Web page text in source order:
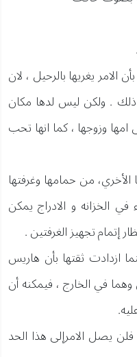
الامر يغريها بالرحيل ، لان
. ولكن ليس لدها مكان
امها وزوجها ، كما انها تحب
الأخري، من حمامها وغرفتها
الخزانه و الادراج يمكن
إتمام تجهيز الغرفتين .
ازدادت ثقتها بأن هاريس
في الخارج ، فيمكنه أن
يصل الامرإلى هذا الحد